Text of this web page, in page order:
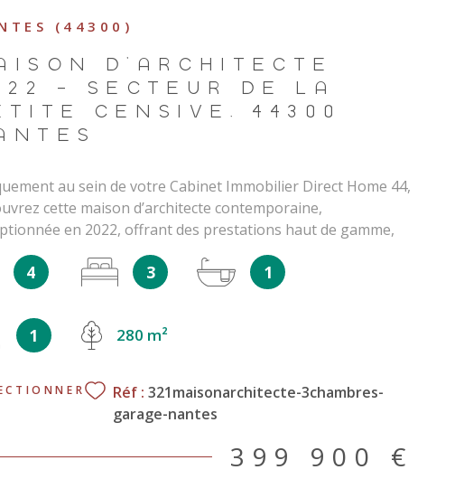
(44300)
D'ARCHITECTE
- SECTEUR DE LA
CENSIVE, 44300
au sein de votre Cabinet Immobilier Direct Home 44,
cette maison d’architecte contemporaine,
en 2022, offrant des prestations haut de gamme,
excellente performance énergétique et une organisation
pour une vie de famille confortable, dans un
calme et préservé à proximité immédiate des
Offrant 3 chambres et développant près de 127 m²
laissez vous transporter par ce bien rare sur le secteur.
de vie privilégié, moderne et respectueux de
Édifiée sur une parcelle d’environ 200 m², cette
conforme à la norme RT 2012 séduit par la qualité de sa
ses volumes généreux et sa très belle luminosité,
à de larges baies vitrées exposées plein sud, ouvrant sur
verts. La construction, récente et parfaitement
4 3 1
1 280 m²
Réf : 321maisonarchitecte-3chambres-
garage-nantes
399 900 €